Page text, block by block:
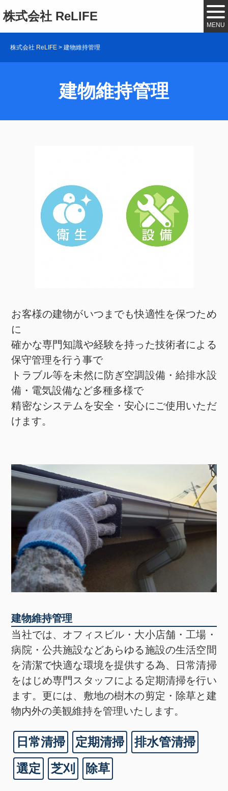
株式会社 ReLIFE
MENU
株式会社 ReLIFE > 建物維持管理
建物維持管理
お客様の建物がいつまでも快適性を保つため
に
確かな専門知識や経験を持った技術者による
保守管理を行う事で
トラブル等を未然に防ぎ空調設備・給排水設
備・電気設備など多種多様で
精密なシステムを安全・安心にご使用いただ
けます。
建物維持管理
当社では、オフィスビル・大小店舗・工場・
病院・公共施設などあらゆる施設の生活空間
を清潔で快適な環境を提供する為、日常清掃
をはじめ専門スタッフによる定期清掃を行い
ます。更には、敷地の樹木の剪定・除草と建
物内外の美観維持を管理いたします。
日常清掃 定期清掃
排水管清掃
選定
芝刈 除草